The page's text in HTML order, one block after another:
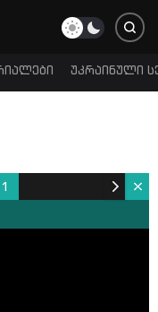
უკრაინული
1